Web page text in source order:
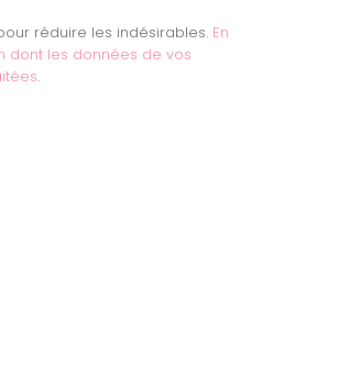
réduire les indésirables. En
dont les données de vos
.